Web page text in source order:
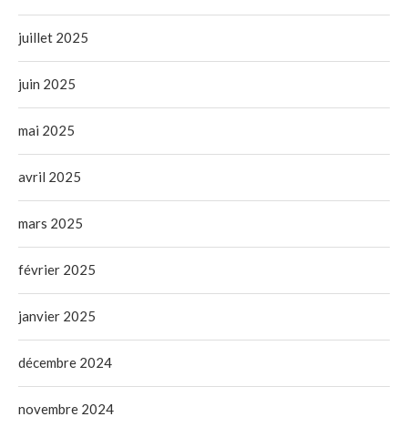
juillet 2025
juin 2025
mai 2025
avril 2025
mars 2025
février 2025
janvier 2025
décembre 2024
novembre 2024